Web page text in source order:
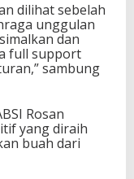
dilihat sebelah
unggulan
dan
full support
sambung
Rosan
yang diraih
buah dari